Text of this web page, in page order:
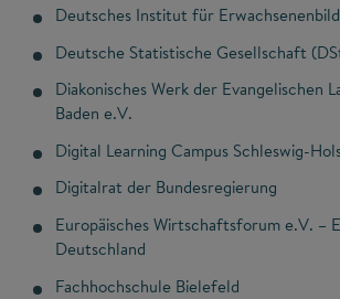
Deutsches Institut für
Deutsche Statistische Gesellschaft
Diakonisches Werk der Evangelischen
Baden e.V.
Digital Learning Campus Schleswig-
Digitalrat der Bundesregierung
Europäisches Wirtschaftsforum e.V. –
Deutschland
Fachhochschule Bielefeld